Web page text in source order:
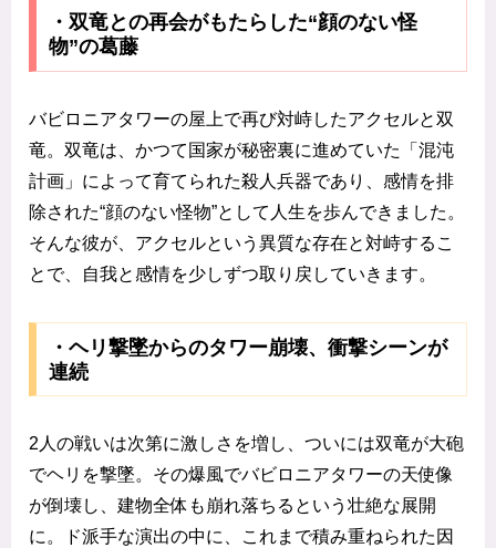
・双竜との再会がもたらした“顔のない怪
物”の葛藤
バビロニアタワーの屋上で再び対峙したアクセルと双
竜。双竜は、かつて国家が秘密裏に進めていた「混沌
計画」によって育てられた殺人兵器であり、感情を排
除された“顔のない怪物”として人生を歩んできました。
そんな彼が、アクセルという異質な存在と対峙するこ
とで、自我と感情を少しずつ取り戻していきます。
・ヘリ撃墜からのタワー崩壊、衝撃シーンが
連続
2人の戦いは次第に激しさを増し、ついには双竜が大砲
でヘリを撃墜。その爆風でバビロニアタワーの天使像
が倒壊し、建物全体も崩れ落ちるという壮絶な展開
に。ド派手な演出の中に、これまで積み重ねられた因